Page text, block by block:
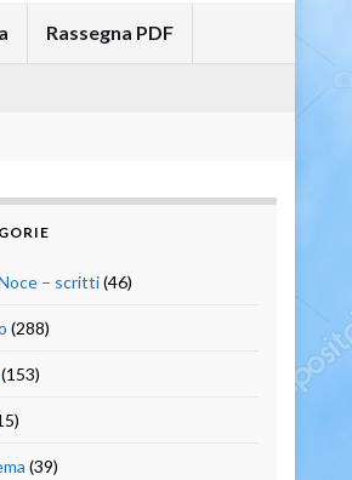
Rassegna PDF
– scritti(46)
(288)
(153)
(39)